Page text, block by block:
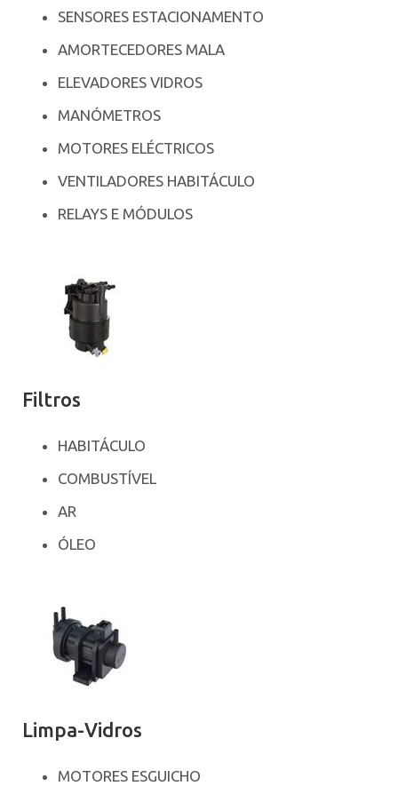
SENSORES ESTACIONAMENTO
AMORTECEDORES MALA
ELEVADORES VIDROS
MANÓMETROS
MOTORES ELÉCTRICOS
VENTILADORES HABITÁCULO
RELAYS E MÓDULOS
Filtros
HABITÁCULO
COMBUSTÍVEL
AR
ÓLEO
Limpa-Vidros
MOTORES ESGUICHO